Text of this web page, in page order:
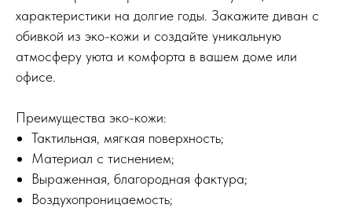
характеристики на долгие годы. Закажите диван с
обивкой из эко-кожи и создайте уникальную
атмосферу уюта и комфорта в вашем доме или
офисе.
Преимущества эко-кожи:
Тактильная, мягкая поверхность;
Материал с тиснением;
Выраженная, благородная фактура;
Воздухопроницаемость;